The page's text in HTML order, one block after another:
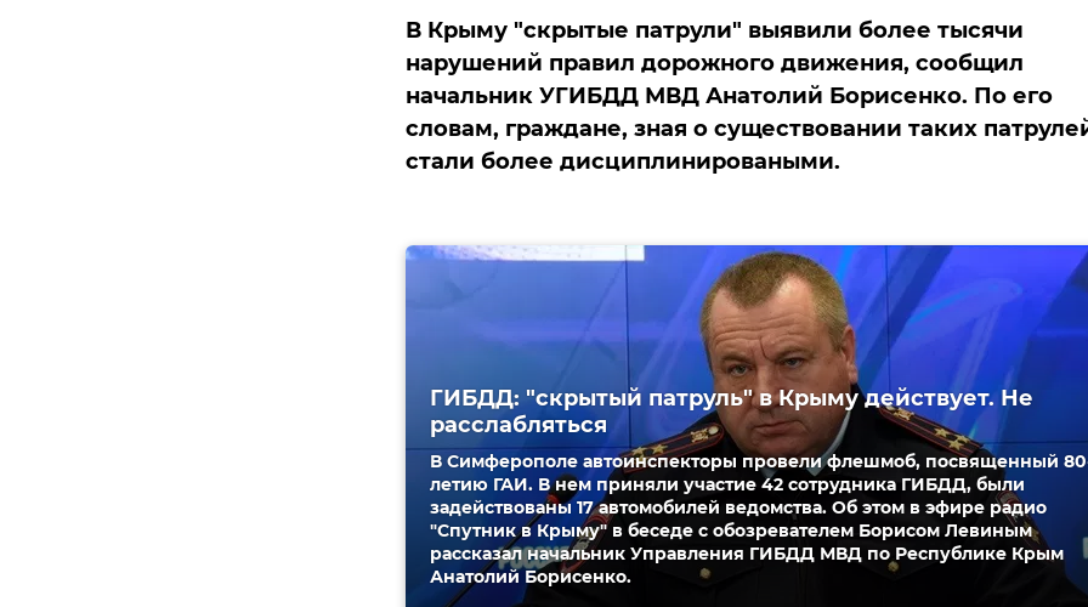
В Крыму "скрытые патрули" выявили более тысячи
нарушений правил дорожного движения, сообщил
начальник УГИБДД МВД Анатолий Борисенко. По его
словам, граждане, зная о существовании таких
стали более дисциплинироваными.
ГИБДД: "скрытый патруль" в Крыму действует. Не
расслабляться
В Симферополе автоинспекторы провели флешмоб, посвященный
летию ГАИ. В нем приняли участие 42 сотрудника ГИБДД, были
задействованы 17 автомобилей ведомства. Об этом в эфире радио
"Спутник в Крыму" в беседе с обозревателем Борисом Левиным
рассказал начальник Управления ГИБДД МВД по Республике Крым
Анатолий Борисенко.